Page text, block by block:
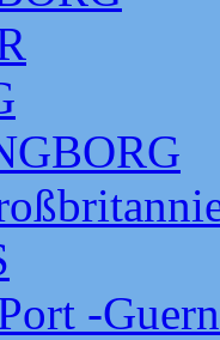
-